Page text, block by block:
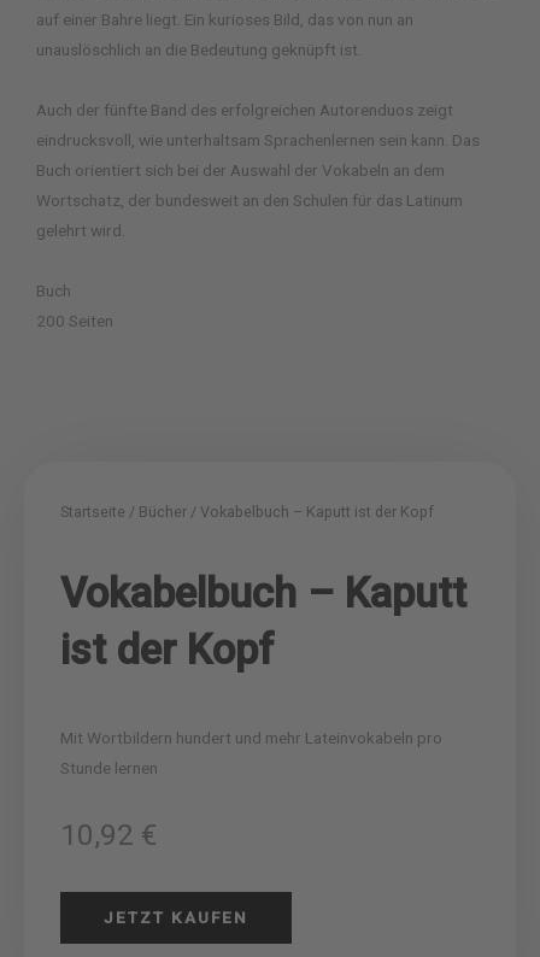
auf einer Bahre liegt. Ein kurioses Bild, das von nun an
unauslöschlich an die Bedeutung geknüpft ist.
Auch der fünfte Band des erfolgreichen Autorenduos zeigt
eindrucksvoll, wie unterhaltsam Sprachenlernen sein kann. Das
Buch orientiert sich bei der Auswahl der Vokabeln an dem
Wortschatz, der bundesweit an den Schulen für das Latinum
gelehrt wird.
Buch
200 Seiten
Startseite / Bücher / Vokabelbuch – Kaputt ist der Kopf
Vokabelbuch – Kaputt
ist der Kopf
Mit Wortbildern hundert und mehr Lateinvokabeln pro
Stunde lernen
10,92 €
JETZT KAUFEN